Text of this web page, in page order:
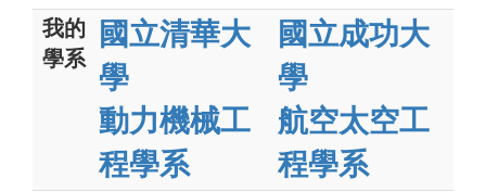
我的
學系
國立清華大
學
動力機械工
程學系
國立成功大
學
航空太空工
程學系